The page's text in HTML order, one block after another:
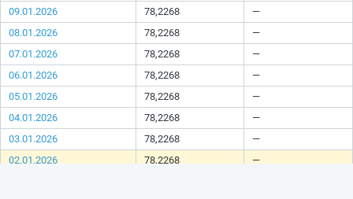
09.01.2026
78,2268
—
08.01.2026
78,2268
—
07.01.2026
78,2268
—
06.01.2026
78,2268
—
05.01.2026
78,2268
—
04.01.2026
78,2268
—
03.01.2026
78,2268
—
02.01.2026
78,2268
—